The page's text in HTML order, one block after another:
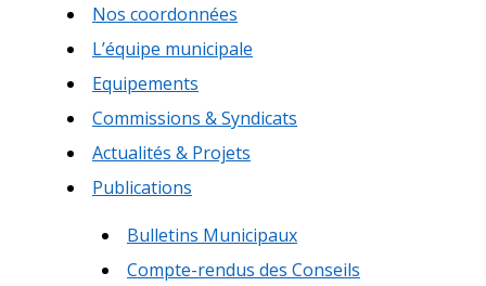
Nos coordonnées
L’équipe municipale
Equipements
Commissions & Syndicats
Actualités & Projets
Publications
Bulletins Municipaux
Compte-rendus des Conseils